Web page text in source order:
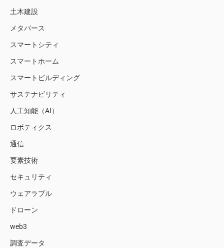
土木建設
メタバース
スマートシティ
スマートホーム
スマートビルディング
サステナビリティ
人工知能（AI）
ロボティクス
通信
要素技術
セキュリティ
ウェアラブル
ドローン
web3
調査データ